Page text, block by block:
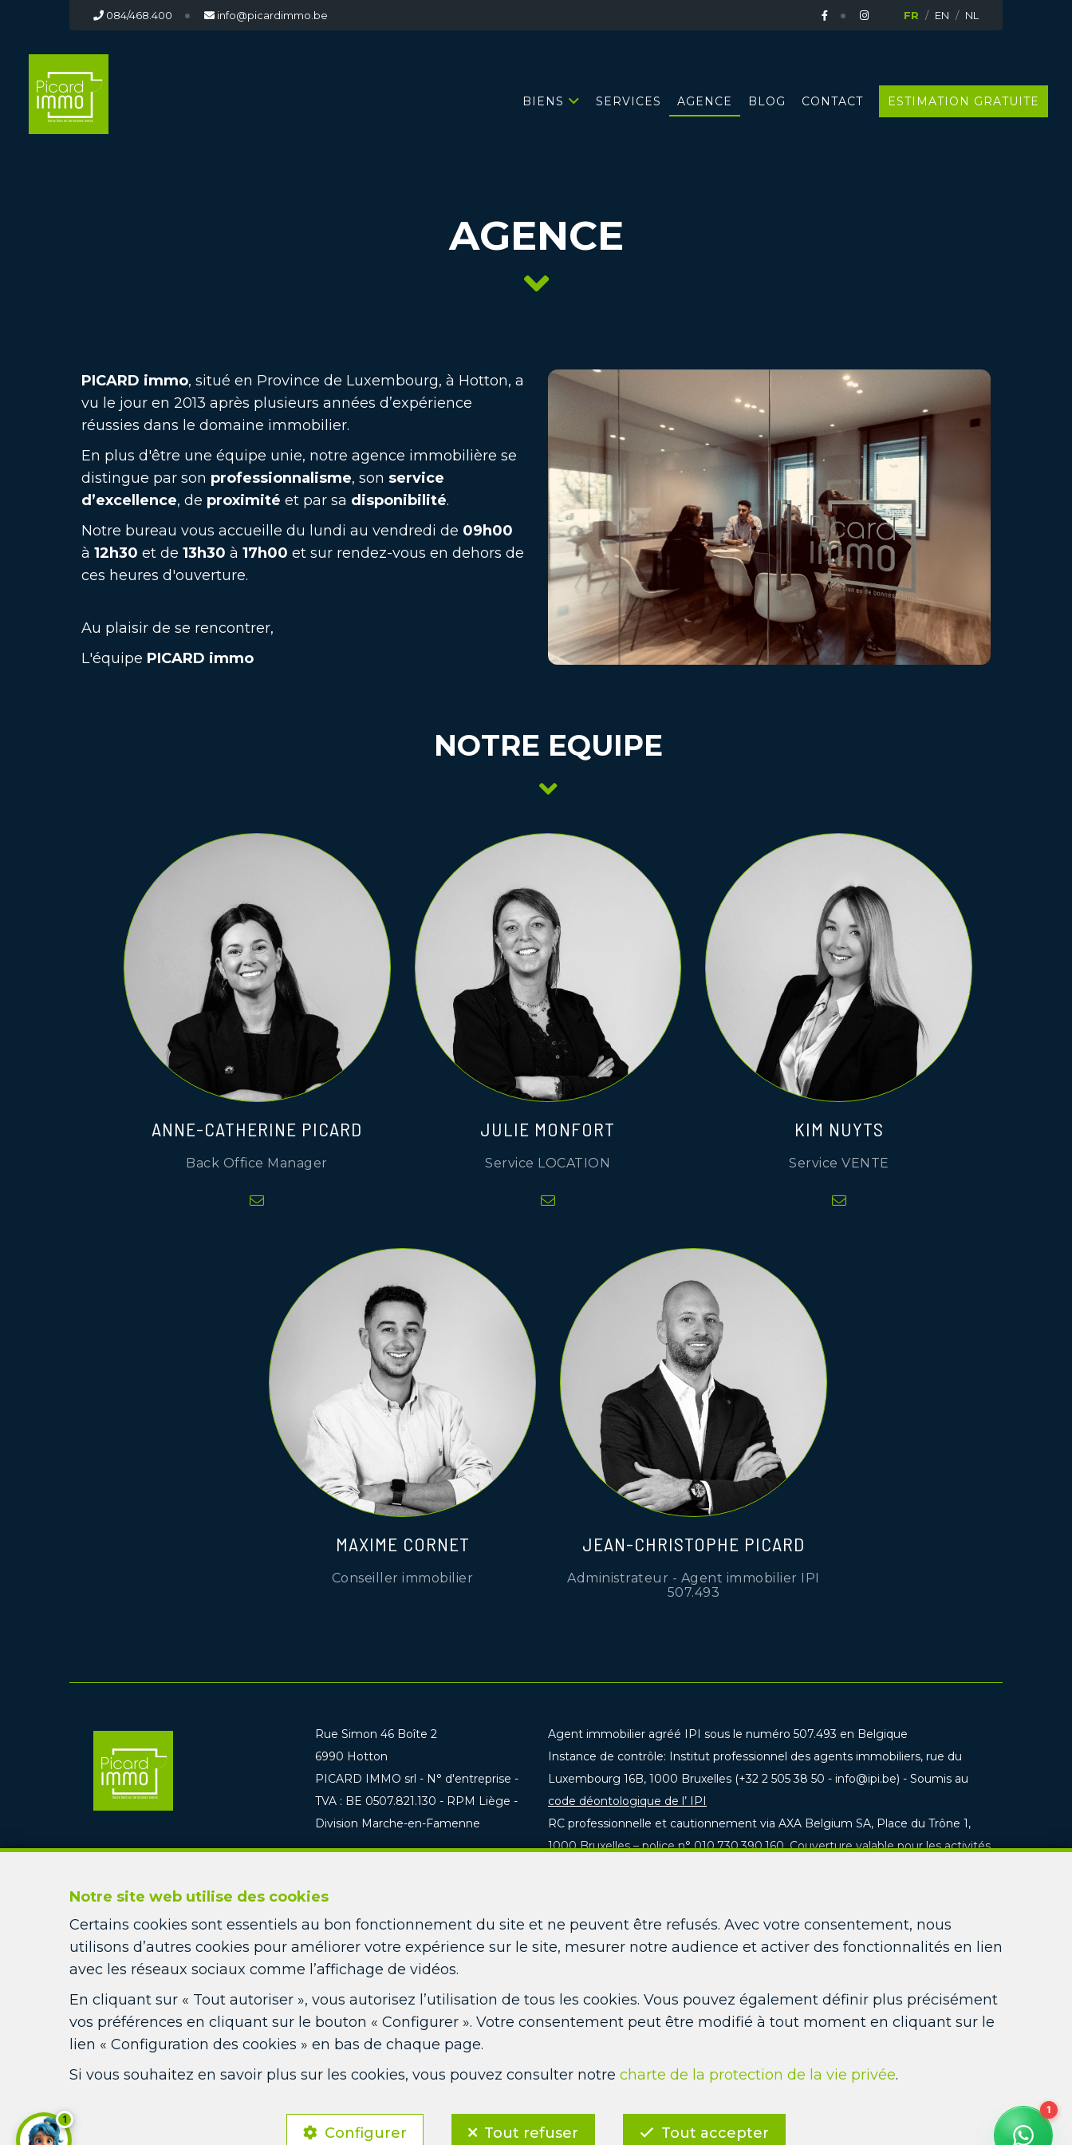
084/468.400 info@picardimmo.be FR EN NL
BIENS SERVICES AGENCE BLOG CONTACT ESTIMATION GRATUITE
AGENCE
PICARD immo, situé en Province de Luxembourg, à Hotton, a
vu le jour en 2013 après plusieurs années d’expérience
réussies dans le domaine immobilier.
En plus d'être une équipe unie, notre agence immobilière se
distingue par son professionnalisme, son service
d’excellence, de proximité et par sa disponibilité.
Notre bureau vous accueille du lundi au vendredi de 09h00
à 12h30 et de 13h30 à 17h00 et sur rendez-vous en dehors de
ces heures d'ouverture.
Au plaisir de se rencontrer,
L'équipe PICARD immo
NOTRE EQUIPE
ANNE-CATHERINE PICARD
Back Office Manager
JULIE MONFORT
Service LOCATION
KIM NUYTS
Service VENTE
MAXIME CORNET
Conseiller immobilier
JEAN-CHRISTOPHE PICARD
Administrateur - Agent immobilier IPI
507.493
Notre site web utilise des cookies
Certains cookies sont essentiels au bon fonctionnement du site et ne peuvent être refusés. Avec votre consentement, nous
utilisons d’autres cookies pour améliorer votre expérience sur le site, mesurer notre audience et activer des fonctionnalités en lien
avec les réseaux sociaux comme l’affichage de vidéos.
En cliquant sur « Tout autoriser », vous autorisez l’utilisation de tous les cookies. Vous pouvez également définir plus précisément
vos préférences en cliquant sur le bouton « Configurer ». Votre consentement peut être modifié à tout moment en cliquant sur le
lien « Configuration des cookies » en bas de chaque page.
Si vous souhaitez en savoir plus sur les cookies, vous pouvez consulter notre charte de la protection de la vie privée.
Configurer Tout refuser Tout accepter
Rue Simon 46 Boîte 2
6990 Hotton
PICARD IMMO srl - N° d'entreprise -
TVA : BE 0507.821.130 - RPM Liège -
Division Marche-en-Famenne
084/468.400
Agent immobilier agréé IPI sous le numéro 507.493 en Belgique
Instance de contrôle: Institut professionnel des agents immobiliers, rue du
Luxembourg 16B, 1000 Bruxelles (+32 2 505 38 50 - info@ipi.be) - Soumis au
code déontologique de l’ IPI
RC professionnelle et cautionnement via AXA Belgium SA, Place du Trône 1,
1000 Bruxelles – police n° 010.730.390.160. Couverture valable pour les activités
d’argent au sein de la srl PICARD IMMO : Monsieur Jean-Christophe PICARD
Compte tiers gestion locative : CBC BE60 7320 7511 8770
Charte de la protection de la vie privée
1